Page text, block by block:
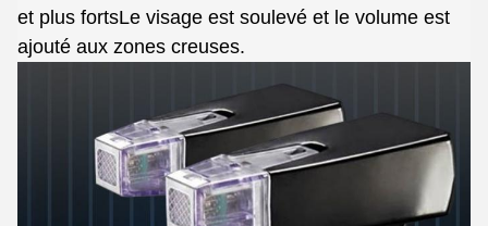
et plus fortsLe visage est soulevé et le volume est
ajouté aux zones creuses.